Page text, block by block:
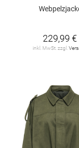
229,99 €
inkl. MwSt. zzgl.